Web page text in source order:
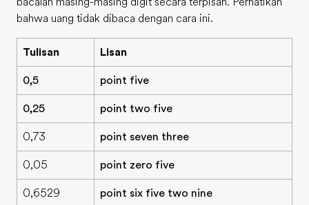
bahwa uang tidak dibaca dengan cara ini.
Tulisan Lisan
0,5 point five
0,25 point two five
0,73 point seven three
0,05 point zero five
0,6529 point six five two nine